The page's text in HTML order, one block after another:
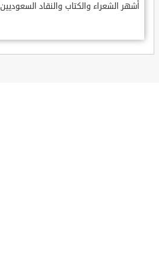
أشهر الشعراء والكتاب والنقاد السعوديين